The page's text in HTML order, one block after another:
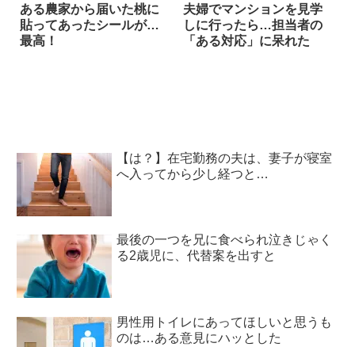
ある農家から届いた桃に
貼ってあったシールが…
最高！
夫婦でマンションを見学
しに行ったら…担当者の
「ある対応」に呆れた
【は？】在宅勤務の夫は、妻子が寝室
へ入ってから少し経つと…
最後の一つを兄に食べられ泣きじゃく
る2歳児に、代替案を出すと
男性用トイレにあってほしいと思うも
のは…ある意見にハッとした